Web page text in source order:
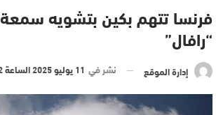
فرنسا تتهم بكين بتشويه
“رافال”
إدارة الموقع نشر في 11 يوليو 2025 الساعة 22 و 20 دقيقة